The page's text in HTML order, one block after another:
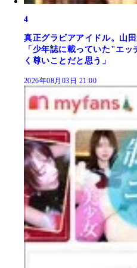
4
真正グラビアアイドル。山
「少年誌に載っていた"エ
く尊いことだと思う」
2026年08月03日 21:00